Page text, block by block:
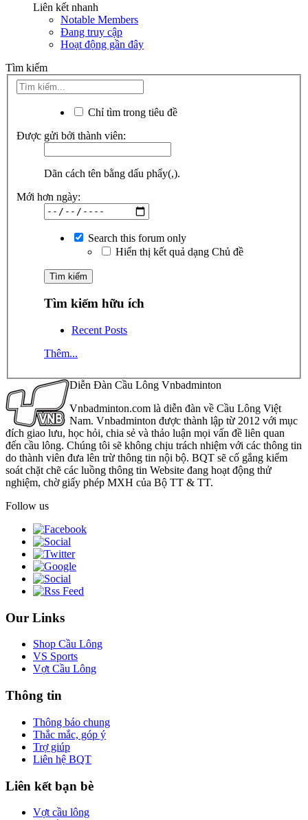
Liên kết nhanh
Notable Members
Đang truy cập
Hoạt động gần đây
Tìm kiếm
Chỉ tìm trong tiêu đề
Được gửi bởi thành viên:
Dãn cách tên bằng dấu phẩy(,).
Mới hơn ngày:
Search this forum only
Hiển thị kết quả dạng Chủ đề
Tìm kiếm hữu ích
Recent Posts
Thêm...
Diễn Đàn Cầu Lông Vnbadminton
Vnbadminton.com là diễn đàn về Cầu Lông Việt
Nam. Vnbadminton được thành lập từ 2012 với mục
đích giao lưu, học hỏi, chia sẻ và thảo luận mọi vấn đề liên quan
đến cầu lông. Chúng tôi sẽ không chịu trách nhiệm với các thông tin
do thành viên đưa lên trừ thông tin nội bộ. BQT sẽ cố gắng kiểm
soát chặt chẽ các luồng thông tin Website đang hoạt động thử
nghiệm, chờ giấy phép MXH của Bộ TT & TT.
Follow us
Our Links
Shop Cầu Lông
VS Sports
Vợt Cầu Lông
Thông tin
Thông báo chung
Thắc mắc, góp ý
Trợ giúp
Liên hệ BQT
Liên kết bạn bè
Vợt cầu lông